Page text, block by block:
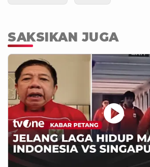
SAKSIKAN JUGA